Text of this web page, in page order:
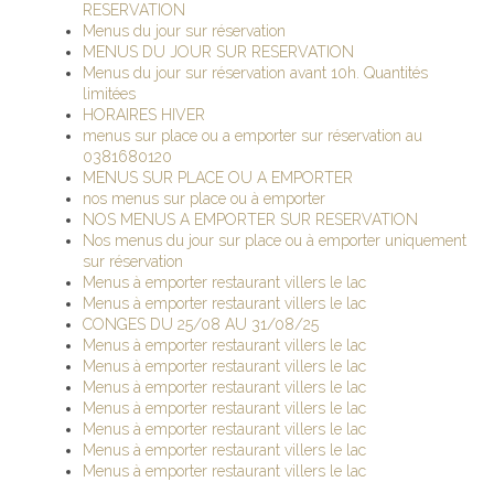
RESERVATION
Menus du jour sur réservation
MENUS DU JOUR SUR RESERVATION
Menus du jour sur réservation avant 10h. Quantités
limitées
HORAIRES HIVER
menus sur place ou a emporter sur réservation au
0381680120
MENUS SUR PLACE OU A EMPORTER
nos menus sur place ou à emporter
NOS MENUS A EMPORTER SUR RESERVATION
Nos menus du jour sur place ou à emporter uniquement
sur réservation
Menus à emporter restaurant villers le lac
Menus à emporter restaurant villers le lac
CONGES DU 25/08 AU 31/08/25
Menus à emporter restaurant villers le lac
Menus à emporter restaurant villers le lac
Menus à emporter restaurant villers le lac
Menus à emporter restaurant villers le lac
Menus à emporter restaurant villers le lac
Menus à emporter restaurant villers le lac
Menus à emporter restaurant villers le lac